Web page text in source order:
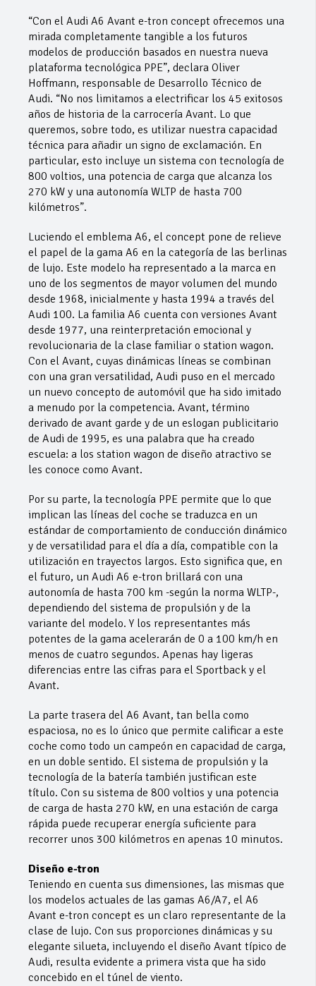
“Con el Audi A6 Avant e-tron concept ofrecemos una
mirada completamente tangible a los futuros
modelos de producción basados en nuestra nueva
plataforma tecnológica PPE”, declara Oliver
Hoffmann, responsable de Desarrollo Técnico de
Audi. “No nos limitamos a electrificar los 45 exitosos
años de historia de la carrocería Avant. Lo que
queremos, sobre todo, es utilizar nuestra capacidad
técnica para añadir un signo de exclamación. En
particular, esto incluye un sistema con tecnología de
800 voltios, una potencia de carga que alcanza los
270 kW y una autonomía WLTP de hasta 700
kilómetros”.
Luciendo el emblema A6, el concept pone de relieve
el papel de la gama A6 en la categoría de las berlinas
de lujo. Este modelo ha representado a la marca en
uno de los segmentos de mayor volumen del mundo
desde 1968, inicialmente y hasta 1994 a través del
Audi 100. La familia A6 cuenta con versiones Avant
desde 1977, una reinterpretación emocional y
revolucionaria de la clase familiar o station wagon.
Con el Avant, cuyas dinámicas líneas se combinan
con una gran versatilidad, Audi puso en el mercado
un nuevo concepto de automóvil que ha sido imitado
a menudo por la competencia. Avant, término
derivado de avant garde y de un eslogan publicitario
de Audi de 1995, es una palabra que ha creado
escuela: a los station wagon de diseño atractivo se
les conoce como Avant.
Por su parte, la tecnología PPE permite que lo que
implican las líneas del coche se traduzca en un
estándar de comportamiento de conducción dinámico
y de versatilidad para el día a día, compatible con la
utilización en trayectos largos. Esto significa que, en
el futuro, un Audi A6 e-tron brillará con una
autonomía de hasta 700 km -según la norma WLTP-,
dependiendo del sistema de propulsión y de la
variante del modelo. Y los representantes más
potentes de la gama acelerarán de 0 a 100 km/h en
menos de cuatro segundos. Apenas hay ligeras
diferencias entre las cifras para el Sportback y el
Avant.
La parte trasera del A6 Avant, tan bella como
espaciosa, no es lo único que permite calificar a este
coche como todo un campeón en capacidad de carga,
en un doble sentido. El sistema de propulsión y la
tecnología de la batería también justifican este
título. Con su sistema de 800 voltios y una potencia
de carga de hasta 270 kW, en una estación de carga
rápida puede recuperar energía suficiente para
recorrer unos 300 kilómetros en apenas 10 minutos.
Diseño e-tron
Teniendo en cuenta sus dimensiones, las mismas que
los modelos actuales de las gamas A6/A7, el A6
Avant e-tron concept es un claro representante de la
clase de lujo. Con sus proporciones dinámicas y su
elegante silueta, incluyendo el diseño Avant típico de
Audi, resulta evidente a primera vista que ha sido
concebido en el túnel de viento.